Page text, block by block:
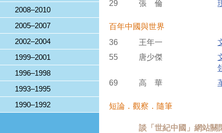
2008–2010
2005–2007
2002–2004
1999–2001
1996–1998
1993–1995
1990–1992
29
張 倫
百年中國與世界
36
王年一
55
唐少傑
69
高 華
短論．觀察．隨筆
談「世紀中國」網站關